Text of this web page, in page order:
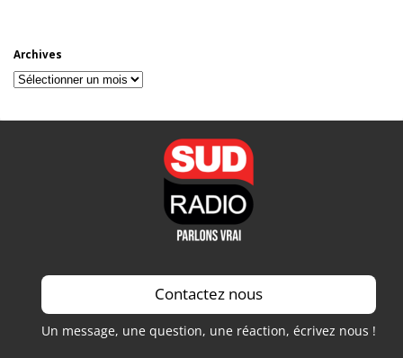
Archives
Archives
Contactez nous
Un message, une question, une réaction, écrivez nous !